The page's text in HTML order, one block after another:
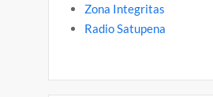
Zona Integritas
Radio Satupena